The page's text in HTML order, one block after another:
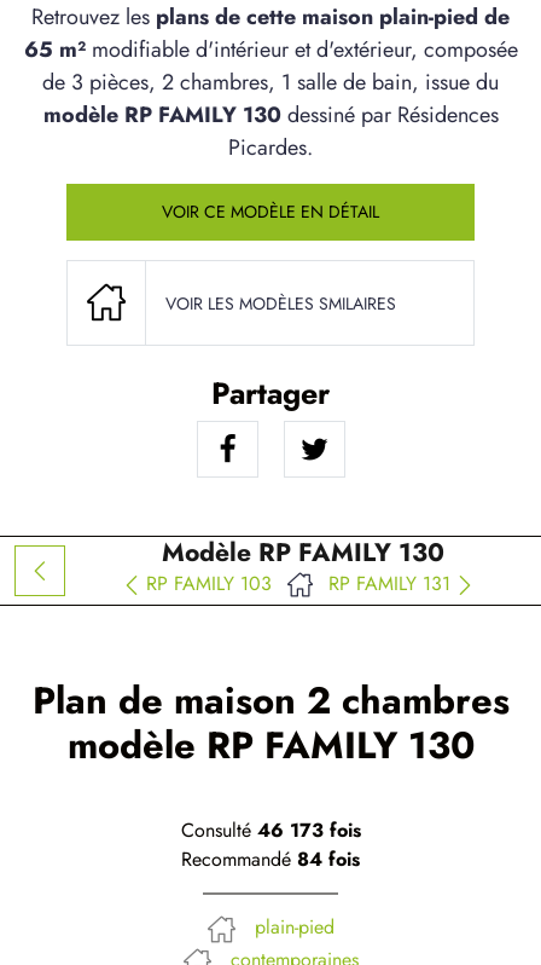
ARTICLES
Retrouvez les plans de cette maison plain-pied de
65 m²modifiable d'intérieur et d'extérieur, composée
de 3 pièces, 2 chambres, 1 salle de bain, issue du
modèle RP FAMILY 130dessiné par Résidences
Picardes.
VOIR CE MODÈLE EN DÉTAIL
VOIR LES MODÈLES SMILAIRES
Partager
Modèle RP FAMILY 130
RP FAMILY 103 RP FAMILY 131
Plan de maison 2 chambres
modèle RP FAMILY 130
Consulté 46 173 fois
Recommandé 84 fois
plain-pied